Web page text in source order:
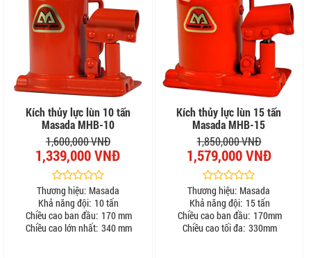
Kích thủy lực lùn 10 tấn
Masada MHB-10
1,600,000 VNĐ
1,339,000 VNĐ
Thương hiệu: Masada
Khả năng đội: 10 tấn
Chiều cao ban đầu: 170 mm
Chiều cao lớn nhất: 340 mm
Kích thủy lực lùn 15 tấn
Masada MHB-15
1,850,000 VNĐ
1,579,000 VNĐ
Thương hiệu: Masada
Khả năng đội: 15 tấn
Chiều cao ban đầu: 170mm
Chiều cao tối đa: 330mm